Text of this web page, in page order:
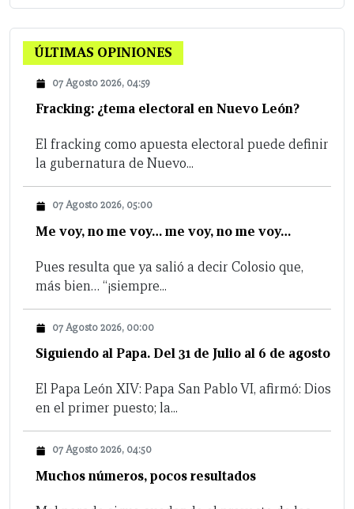
ÚLTIMAS OPINIONES
07 Agosto 2026, 04:59
Fracking: ¿tema electoral en Nuevo León?
El fracking como apuesta electoral puede definir
la gubernatura de Nuevo...
07 Agosto 2026, 05:00
Me voy, no me voy… me voy, no me voy…
Pues resulta que ya salió a decir Colosio que,
más bien… “¡siempre...
07 Agosto 2026, 00:00
Siguiendo al Papa. Del 31 de Julio al 6 de agosto
El Papa León XIV: Papa San Pablo VI, afirmó: Dios
en el primer puesto; la...
07 Agosto 2026, 04:50
Muchos números, pocos resultados